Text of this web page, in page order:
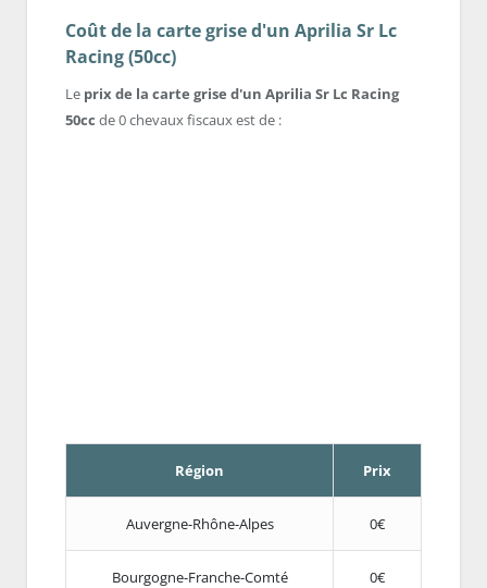
Coût de la carte grise d'un Aprilia Sr Lc
Racing (50cc)
Le prix de la carte grise d'un Aprilia Sr Lc Racing
50cc de 0 chevaux fiscaux est de :
Région Prix
Auvergne-Rhône-Alpes 0€
Bourgogne-Franche-Comté 0€